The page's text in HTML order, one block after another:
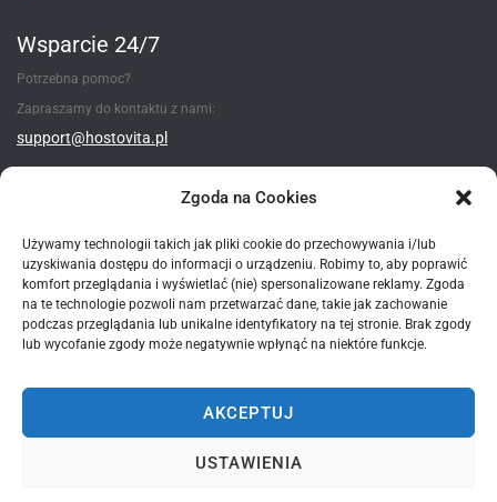
Zgoda na Cookies
Używamy technologii takich jak pliki cookie do przechowywania i/lub
uzyskiwania dostępu do informacji o urządzeniu. Robimy to, aby poprawić
komfort przeglądania i wyświetlać (nie) spersonalizowane reklamy. Zgoda
na te technologie pozwoli nam przetwarzać dane, takie jak zachowanie
podczas przeglądania lub unikalne identyfikatory na tej stronie. Brak zgody
lub wycofanie zgody może negatywnie wpłynąć na niektóre funkcje.
AKCEPTUJ
USTAWIENIA
Wsparcie 24/7
Potrzebna pomoc?
Zapraszamy do kontaktu z nami:
support@hostovita.pl
Metody płatności
*wszystkie podane ceny - są cenami brutto zawierające 23% VAT